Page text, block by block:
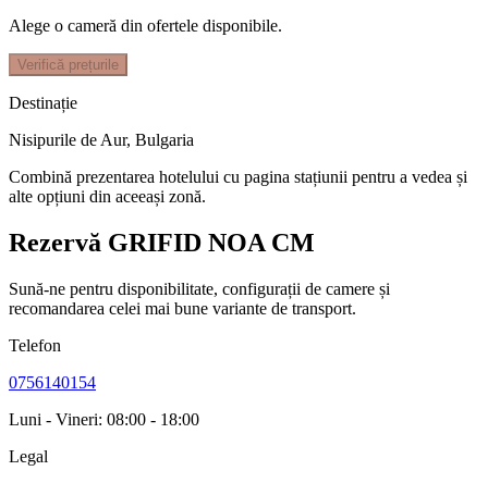
Alege o cameră din ofertele disponibile.
Verifică prețurile
Destinație
Nisipurile de Aur, Bulgaria
Combină prezentarea hotelului cu pagina stațiunii pentru a vedea și
alte opțiuni din aceeași zonă.
Rezervă GRIFID NOA CM
Sună-ne pentru disponibilitate, configurații de camere și
recomandarea celei mai bune variante de transport.
Telefon
0756140154
Luni - Vineri: 08:00 - 18:00
Legal